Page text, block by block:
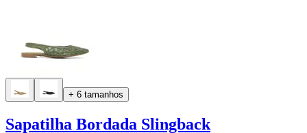
+ 6 tamanhos
Sapatilha Bordada Slingback